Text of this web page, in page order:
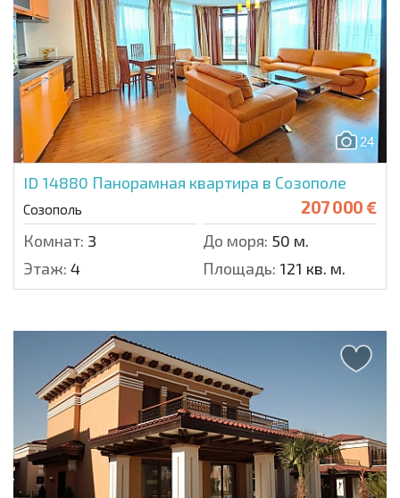
24
ID 14880 Панорамная квартира в Созополе
Созополь 207 000 €
Комнат: 3 До моря: 50 м.
Этаж: 4 Площадь: 121 кв. м.